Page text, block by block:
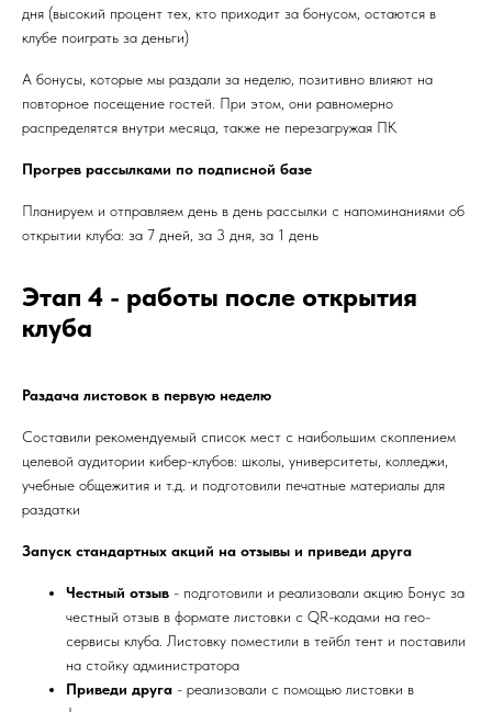
дня (высокий процент тех, кто приходит за бонусом, остаются в
клубе поиграть за деньги)
А бонусы, которые мы раздали за неделю, позитивно влияют на
повторное посещение гостей. При этом, они равномерно
распределятся внутри месяца, также не перезагружая ПК
Прогрев рассылками по подписной базе
Планируем и отправляем день в день рассылки с напоминаниями об
открытии клуба: за 7 дней, за 3 дня, за 1 день
Этап 4 - работы после открытия
клуба
Раздача листовок в первую неделю
Составили рекомендуемый список мест с наибольшим скоплением
целевой аудитории кибер-клубов: школы, университеты, колледжи,
учебные общежития и т.д. и подготовили печатные материалы для
раздатки
Запуск стандартных акций на отзывы и приведи друга
Честный отзыв - подготовили и реализовали акцию Бонус за
честный отзыв в формате листовки с QR-кодами на гео-
сервисы клуба. Листовку поместили в тейбл тент и поставили
на стойку администратора
Приведи друга - реализовали с помощью листовки в